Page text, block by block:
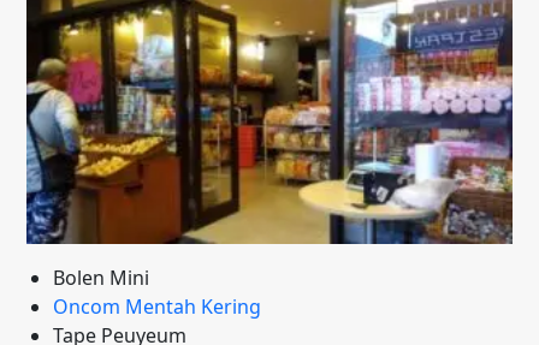
Bolen Mini
Oncom Mentah Kering
Tape Peuyeum